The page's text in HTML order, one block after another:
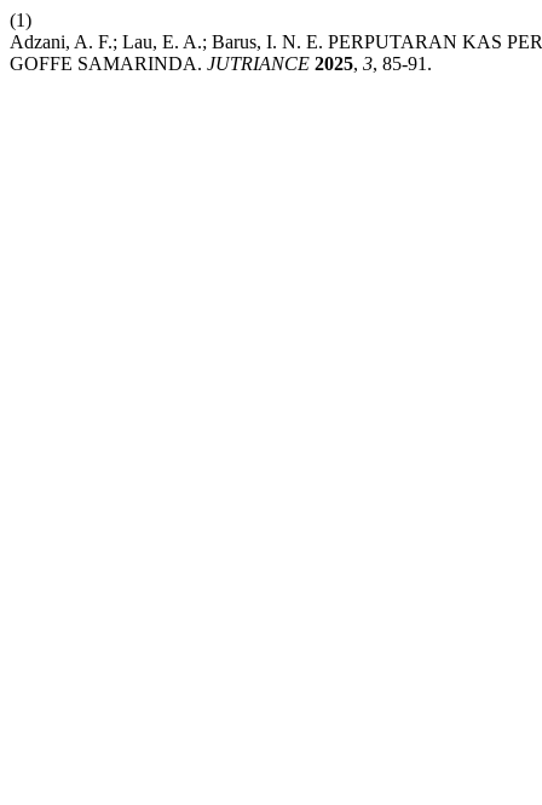
(1)
Adzani, A. F.; Lau, E. A.; Barus, I. N. E. PERPUTARAN KAS
GOFFE SAMARINDA. JUTRIANCE 2025, 3, 85-91.